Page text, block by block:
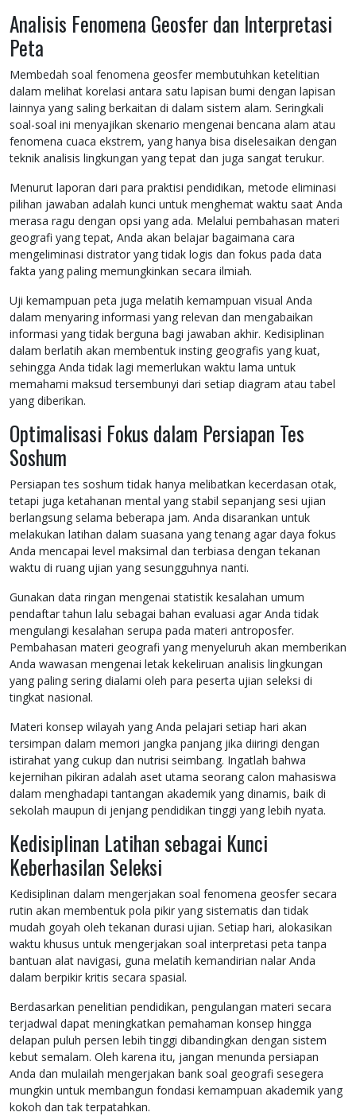
Analisis Fenomena Geosfer dan Interpretasi
Peta
Membedah soal fenomena geosfer membutuhkan ketelitian
dalam melihat korelasi antara satu lapisan bumi dengan lapisan
lainnya yang saling berkaitan di dalam sistem alam. Seringkali
soal-soal ini menyajikan skenario mengenai bencana alam atau
fenomena cuaca ekstrem, yang hanya bisa diselesaikan dengan
teknik analisis lingkungan yang tepat dan juga sangat terukur.
Menurut laporan dari para praktisi pendidikan, metode eliminasi
pilihan jawaban adalah kunci untuk menghemat waktu saat Anda
merasa ragu dengan opsi yang ada. Melalui pembahasan materi
geografi yang tepat, Anda akan belajar bagaimana cara
mengeliminasi distrator yang tidak logis dan fokus pada data
fakta yang paling memungkinkan secara ilmiah.
Uji kemampuan peta juga melatih kemampuan visual Anda
dalam menyaring informasi yang relevan dan mengabaikan
informasi yang tidak berguna bagi jawaban akhir. Kedisiplinan
dalam berlatih akan membentuk insting geografis yang kuat,
sehingga Anda tidak lagi memerlukan waktu lama untuk
memahami maksud tersembunyi dari setiap diagram atau tabel
yang diberikan.
Optimalisasi Fokus dalam Persiapan Tes
Soshum
Persiapan tes soshum tidak hanya melibatkan kecerdasan otak,
tetapi juga ketahanan mental yang stabil sepanjang sesi ujian
berlangsung selama beberapa jam. Anda disarankan untuk
melakukan latihan dalam suasana yang tenang agar daya fokus
Anda mencapai level maksimal dan terbiasa dengan tekanan
waktu di ruang ujian yang sesungguhnya nanti.
Gunakan data ringan mengenai statistik kesalahan umum
pendaftar tahun lalu sebagai bahan evaluasi agar Anda tidak
mengulangi kesalahan serupa pada materi antroposfer.
Pembahasan materi geografi yang menyeluruh akan memberikan
Anda wawasan mengenai letak kekeliruan analisis lingkungan
yang paling sering dialami oleh para peserta ujian seleksi di
tingkat nasional.
Materi konsep wilayah yang Anda pelajari setiap hari akan
tersimpan dalam memori jangka panjang jika diiringi dengan
istirahat yang cukup dan nutrisi seimbang. Ingatlah bahwa
kejernihan pikiran adalah aset utama seorang calon mahasiswa
dalam menghadapi tantangan akademik yang dinamis, baik di
sekolah maupun di jenjang pendidikan tinggi yang lebih nyata.
Kedisiplinan Latihan sebagai Kunci
Keberhasilan Seleksi
Kedisiplinan dalam mengerjakan soal fenomena geosfer secara
rutin akan membentuk pola pikir yang sistematis dan tidak
mudah goyah oleh tekanan durasi ujian. Setiap hari, alokasikan
waktu khusus untuk mengerjakan soal interpretasi peta tanpa
bantuan alat navigasi, guna melatih kemandirian nalar Anda
dalam berpikir kritis secara spasial.
Berdasarkan penelitian pendidikan, pengulangan materi secara
terjadwal dapat meningkatkan pemahaman konsep hingga
delapan puluh persen lebih tinggi dibandingkan dengan sistem
kebut semalam. Oleh karena itu, jangan menunda persiapan
Anda dan mulailah mengerjakan bank soal geografi sesegera
mungkin untuk membangun fondasi kemampuan akademik yang
kokoh dan tak terpatahkan.